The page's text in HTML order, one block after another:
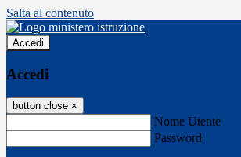
Salta al contenuto
Accedi
Accedi
button close ×
Nome Utente
Password